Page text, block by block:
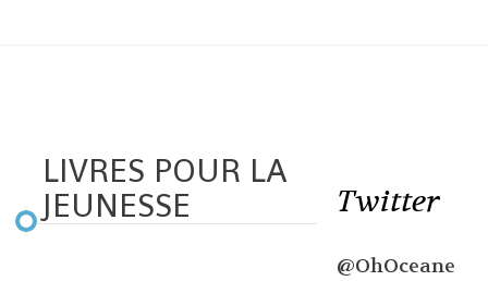
LIVRES POUR LA
JEUNESSE
Twitter
@OhOceane